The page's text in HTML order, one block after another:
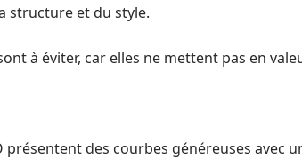
structure et du style.
à éviter, car elles ne mettent pas en
des courbes généreuses avec